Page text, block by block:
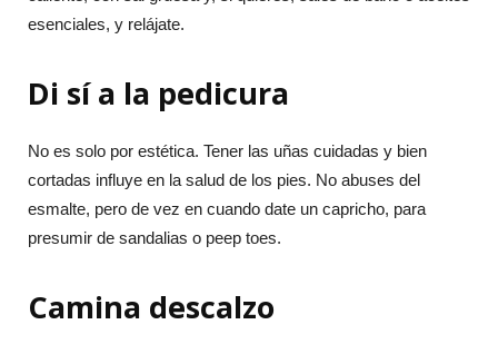
esenciales, y relájate.
Di sí a la pedicura
No es solo por estética. Tener las uñas cuidadas y bien
cortadas influye en la salud de los pies. No abuses del
esmalte, pero de vez en cuando date un capricho, para
presumir de sandalias o peep toes.
Camina descalzo